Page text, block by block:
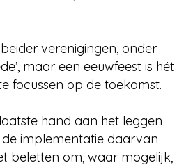
verenigingen, onder
maar een eeuwfeest is hét
focussen op de toekomst.
hand aan het leggen
implementatie daarvan
beletten om, waar mogelijk,